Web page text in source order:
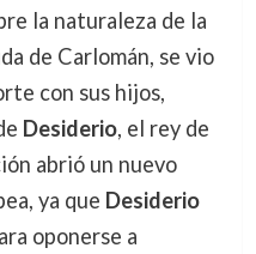
la naturaleza de la
de Carlomán, se vio
con sus hijos,
Desiderio, el rey de
abrió un nuevo
ya que Desiderio
oponerse a